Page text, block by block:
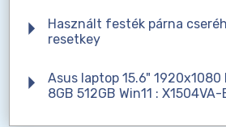
Használt festék párna
resetkey
Asus laptop 15.6"
8GB 512GB Win11 :